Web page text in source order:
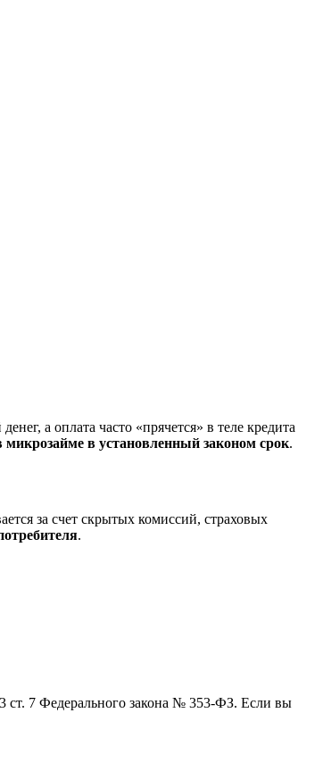
а оплата часто «прячется» в теле кредита
микрозайме в установленный законом срок.
за счет скрытых комиссий, страховых
.
ст. 7 Федерального закона № 353-ФЗ. Если вы